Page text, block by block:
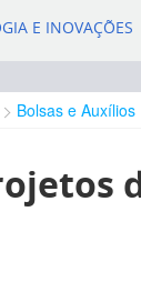
E INOVAÇÕES
Bolsas e Auxílios